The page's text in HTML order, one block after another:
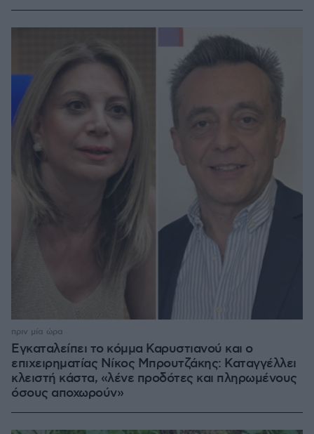
Εγκαταλείπει το κόμμα Καρυστιανού και ο
επιχειρηματίας Νίκος Μπρουτζάκης: Καταγγέλλει
κλειστή κάστα, «λένε προδότες και πληρωμένους
όσους αποχωρούν»
πριν μία ώρα